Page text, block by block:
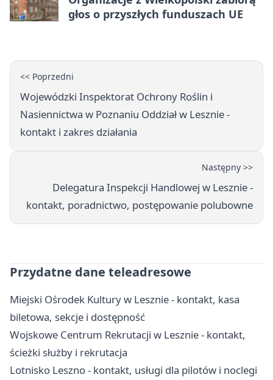
głos o przyszłych funduszach UE
<< Poprzedni
Wojewódzki Inspektorat Ochrony Roślin i
Nasiennictwa w Poznaniu Oddział w Lesznie -
kontakt i zakres działania
Następny >>
Delegatura Inspekcji Handlowej w Lesznie -
kontakt, poradnictwo, postępowanie polubowne
Przydatne dane teleadresowe
Miejski Ośrodek Kultury w Lesznie - kontakt, kasa
biletowa, sekcje i dostępność
Wojskowe Centrum Rekrutacji w Lesznie - kontakt,
ścieżki służby i rekrutacja
Lotnisko Leszno - kontakt, usługi dla pilotów i noclegi